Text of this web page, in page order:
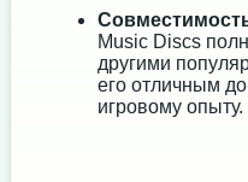
Music Discs
другими
его отличным
игровому опыту.